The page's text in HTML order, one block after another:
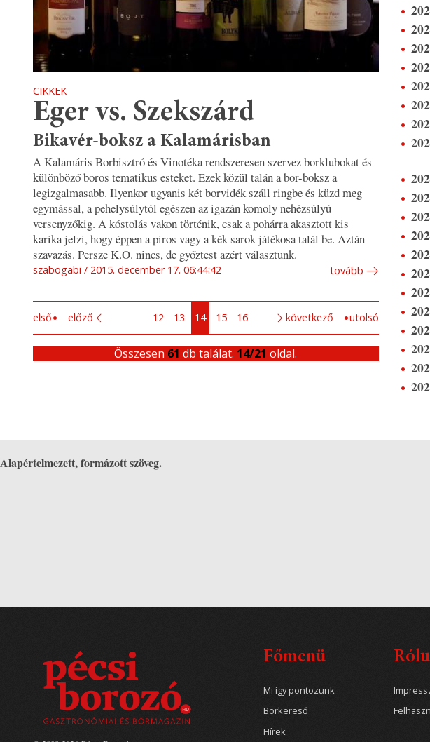
CIKKEK
Eger vs. Szekszárd
Bikavér-boksz a Kalamárisban
A Kalamáris Borbisztró és Vinotéka rendszeresen szervez borklubokat és
különböző boros tematikus esteket. Ezek közül talán a bor-boksz a
legizgalmasabb. Ilyenkor ugyanis két borvidék száll ringbe és küzd meg
egymással, a pehelysúlytól egészen az igazán komoly nehézsúlyú
versenyzőkig. A kóstolás vakon történik, csak a pohárra akasztott kis
karika jelzi, hogy éppen a piros vagy a kék sarok játékosa talál be. Aztán
szavazás. Persze K.O. nincs, de győztest azért választunk.
szabogabi 2015. december 17. 06:44:42 tovább
első előző 12 13 14 15 16 következő utolsó
Összesen 61 db találat. 14/21 oldal.
Alapértelmezett, formázott szöveg.
Főmenü
Mi így pontozunk
Borkereső
Hírek